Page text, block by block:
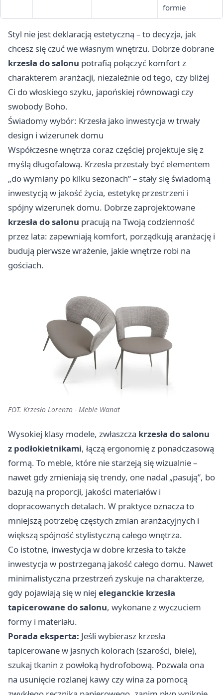
formie
Styl nie jest deklaracją estetyczną – to decyzja, jak
chcesz się czuć we własnym wnętrzu. Dobrze dobrane
krzesła do salonu potrafią połączyć komfort z
charakterem aranżacji, niezależnie od tego, czy bliżej
Ci do włoskiego szyku, japońskiej równowagi czy
swobody Boho.
Świadomy wybór: Krzesła jako inwestycja w trwały
design i wizerunek domu
Współczesne wnętrza coraz częściej projektuje się z
myślą długofalową. Krzesła przestały być elementem
„do wymiany po kilku sezonach” – stały się świadomą
inwestycją w jakość życia, estetykę przestrzeni i
spójny wizerunek domu. Dobrze zaprojektowane
krzesła do salonu pracują na Twoją codzienność
przez lata: zapewniają komfort, porządkują aranżację i
budują pierwsze wrażenie, jakie wnętrze robi na
gościach.
FOT. Krzesło Lorenzo - Meble Wanat
Wysokiej klasy modele, zwłaszcza krzesła do salonu
z podłokietnikami, łączą ergonomię z ponadczasową
formą. To meble, które nie starzeją się wizualnie –
nawet gdy zmieniają się trendy, one nadal „pasują”, bo
bazują na proporcji, jakości materiałów i
dopracowanych detalach. W praktyce oznacza to
mniejszą potrzebę częstych zmian aranżacyjnych i
większą spójność stylistyczną całego wnętrza.
Co istotne, inwestycja w dobre krzesła to także
inwestycja w postrzeganą jakość całego domu. Nawet
minimalistyczna przestrzeń zyskuje na charakterze,
gdy pojawiają się w niej eleganckie krzesła
tapicerowane do salonu, wykonane z wyczuciem
formy i materiału.
Porada eksperta: Jeśli wybierasz krzesła
tapicerowane w jasnych kolorach (szarości, biele),
szukaj tkanin z powłoką hydrofobową. Pozwala ona
na usunięcie rozlanej kawy czy wina za pomocą